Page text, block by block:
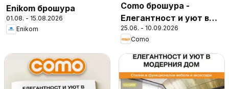
Enikom брошура
01.08. - 15.08.2026
Enikom
Como брошура -
Елегантност и уют в
модерния дом
25.06. - 10.09.2026
Como